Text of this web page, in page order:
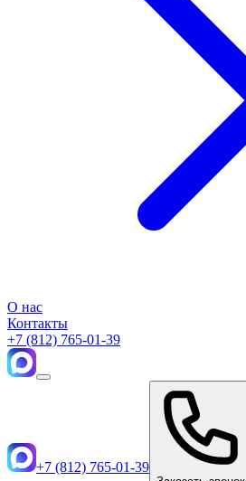
О нас
Контакты
+7 (812) 765-01-39
+7 (812) 765-01-39